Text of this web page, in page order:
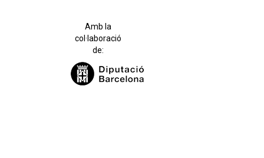
Amb la
col·laboració
de: